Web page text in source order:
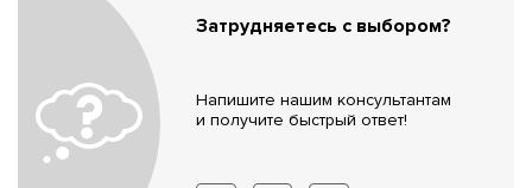
Затрудняетесь с выбором?
Напишите нашим консультантам
и получите быстрый ответ!